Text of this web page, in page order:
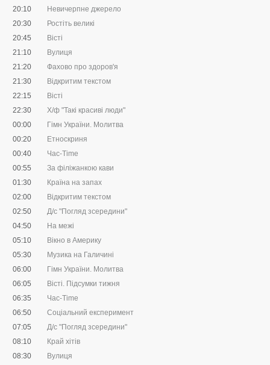
20:10
Невичерпне джерело
20:30
Ростіть великі
20:45
Вісті
21:10
Вулиця
21:20
Фахово про здоров'я
21:30
Відкритим текстом
22:15
Вісті
22:30
Х/ф "Такі красиві люди"
00:00
Гімн України. Молитва
00:20
Етноскриня
00:40
Час-Time
00:55
За філіжанкою кави
01:30
Країна на запах
02:00
Відкритим текстом
02:50
Д/с "Погляд зсередини"
04:50
На межі
05:10
Вікно в Америку
05:30
Музика на Галичині
06:00
Гімн України. Молитва
06:05
Вісті. Підсумки тижня
06:35
Час-Time
06:50
Соціальний експеримент
07:05
Д/с "Погляд зсередини"
08:10
Край хітів
08:30
Вулиця